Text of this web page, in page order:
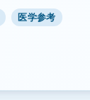
医学参考